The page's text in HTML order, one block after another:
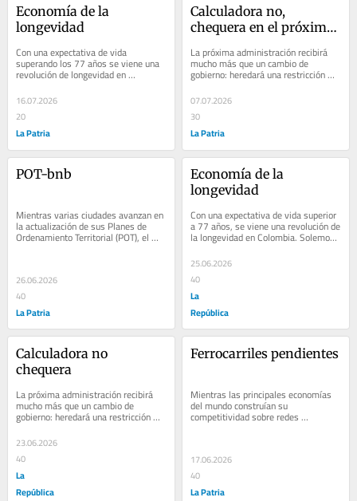
Economía de la
longevidad
Con una expectativa de vida
superando los 77 años se viene una
revolución de longevidad en
Colombia. Solemos pensar en el
envejecimiento como un...
16.07.2026
20
La Patria
Calculadora no,
chequera en el próximo
La próxima administración recibirá
mucho más que un cambio de
gobierno: heredará una restricción
fiscal de dimensiones históricas.
Durante...
07.07.2026
30
La Patria
POT-bnb
Mientras varias ciudades avanzan en
la actualización de sus Planes de
Ordenamiento Territorial (POT), el
impacto estructural de las
26.06.2026
40
La Patria
Economía de la
longevidad
Con una expectativa de vida superior
a 77 años, se viene una revolución de
la longevidad en Colombia. Solemos
pensar en el envejecimiento como
un...
25.06.2026
40
La
República
Calculadora no
chequera
La próxima administración recibirá
mucho más que un cambio de
gobierno: heredará una restricción
fiscal de dimensiones históricas.
Durante...
23.06.2026
40
La
República
Ferrocarriles pendientes
Mientras las principales economías
del mundo construían su
competitividad sobre redes
ferroviarias, Colombia abandonó los
17.06.2026
40
La Patria